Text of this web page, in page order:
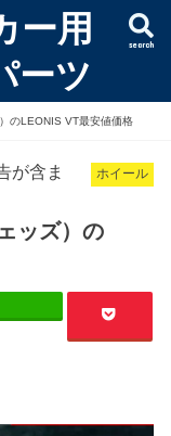
ー用
ーツ
search
のLEONIS VT最安値価格
ホイール
が含ま
ッズ）の